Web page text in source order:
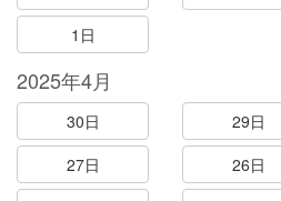
1日
2025年4月
30日 29日
27日
26日